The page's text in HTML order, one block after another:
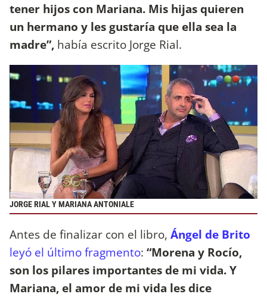
tener hijos con Mariana. Mis hijas quieren
un hermano y les gustaría que ella sea la
madre”, había escrito Jorge Rial.
JORGE RIAL Y MARIANA ANTONIALE
Antes de finalizar con el libro, Ángel de Brito
leyó el último fragmento: “Morena y Rocío,
son los pilares importantes de mi vida. Y
Mariana, el amor de mi vida les dice